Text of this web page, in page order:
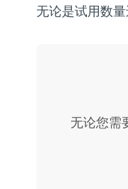
无论是试用数
无论您需